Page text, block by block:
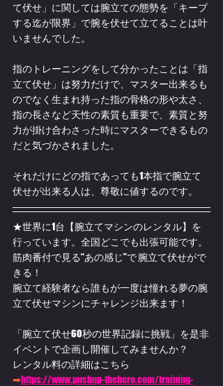
て伏せ」に関しては腕立ての態勢を「キープ
する迄が限界」で腕を伏せて立てることは叶
いませんでした。
指のトレーニングをして分かったことは「指
立て伏せ」は努力だけで、マスター出来るも
のでなく生まれ持った指の骨格の形や太さ、
指の長さなど天性の素質も重要で、素質と努
力が掛け合わさった時にマスターできるもの
だと気づかされました。
それだけにどの指であっても1本指で腕立て
伏せが出来る人は、尊敬に値するのです。
★世界に1台【腕立てマシンのレンタル】を
行っています。全国どこでも出張可能です。
筋肉番付で見る“あの感じ”で 腕立て伏せがで
きる！
腕立て経験者なら誰もが一度は憧れる夢の腕
立て伏せマシンにチャレンジ出来ます！
「腕立て伏せ60秒の世界記録に挑戦」を是非
イベントで企画し開催してみませんか？
レンタル料の詳細はこちら
➡https://www.pushup-thehero.com/training-